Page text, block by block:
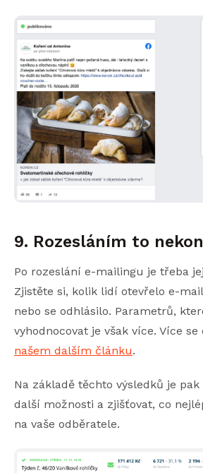
9. Rozesláním to
Po rozeslání e-mailingu je třeba
Zjistěte si, kolik lidí otevřelo e-
nebo se odhlásilo. Parametrů,
vyhodnocovat je však více. Více
našem dalším článku.
Na základě těchto výsledků je
další možnosti a zjišťovat, co
na vaše odběratele.